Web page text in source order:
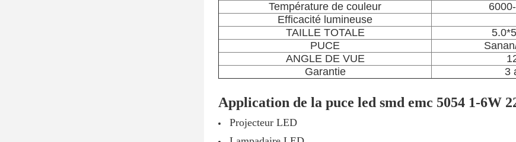
Température de couleur
Efficacité lumineuse
TAILLE TOTALE
PUCE
ANGLE DE VUE
Garantie
3
Application de la puce led smd emc 5054 1-6W
Projecteur LED